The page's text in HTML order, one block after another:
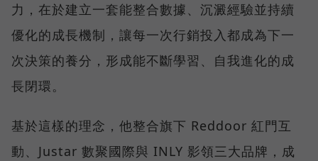
力，在於建立一套能整合數據、沉澱經驗並持續
優化的成長機制，讓每一次行銷投入都成為下一
次決策的養分，形成能不斷學習、自我進化的成
長閉環。
基於這樣的理念，他整合旗下 Reddoor 紅門互
動、Justar 數聚國際與 INLY 影領三大品牌，成